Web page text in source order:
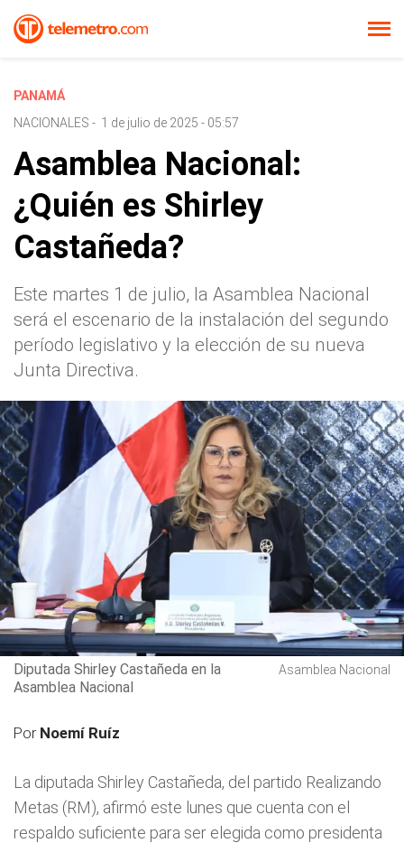
PANAMÁ
NACIONALES - 1 de julio de 2025 - 05:57
Asamblea Nacional:
¿Quién es Shirley
Castañeda?
Este martes 1 de julio, la Asamblea Nacional
será el escenario de la instalación del segundo
período legislativo y la elección de su nueva
Junta Directiva.
Diputada Shirley Castañeda en la
Asamblea Nacional
Asamblea Nacional
Por Noemí Ruíz
La diputada Shirley Castañeda, del partido Realizando
Metas (RM), afirmó este lunes que cuenta con el
respaldo suficiente para ser elegida como presidenta